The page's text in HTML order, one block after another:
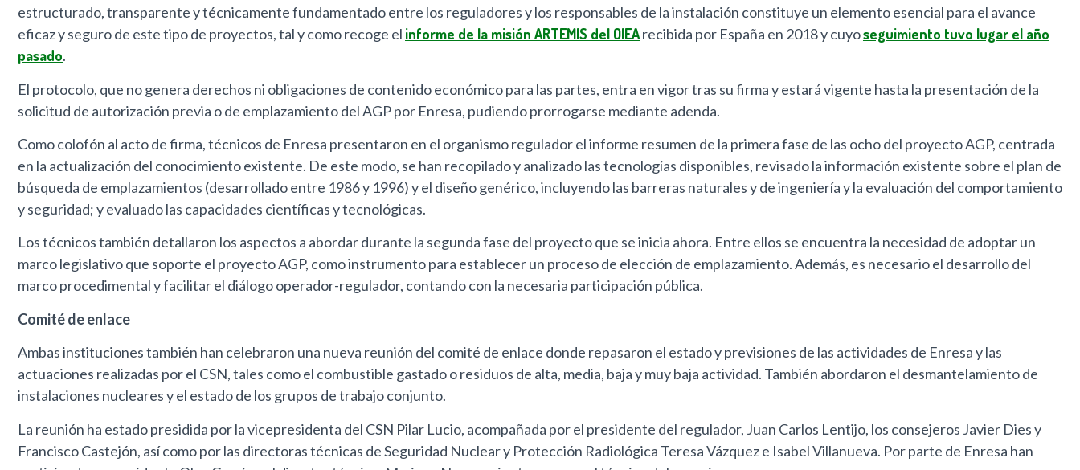
estructurado, transparente y técnicamente fundamentado entre los reguladores y los responsables de la instalación constituye un elemento esencial para el avance
eficaz y seguro de este tipo de proyectos, tal y como recoge el informe de la misión ARTEMIS del OIEArecibida por España en 2018 y cuyoseguimiento tuvo lugar el año
pasado.
El protocolo, que no genera derechos ni obligaciones de contenido económico para las partes, entra en vigor tras su firma y estará vigente hasta la presentación de la
solicitud de autorización previa o de emplazamiento del AGP por Enresa, pudiendo prorrogarse mediante adenda.
Como colofón al acto de firma, técnicos de Enresa presentaron en el organismo regulador el informe resumen de la primera fase de las ocho del proyecto AGP, centrada
en la actualización del conocimiento existente. De este modo, se han recopilado y analizado las tecnologías disponibles, revisado la información existente sobre el plan de
búsqueda de emplazamientos (desarrollado entre 1986 y 1996) y el diseño genérico, incluyendo las barreras naturales y de ingeniería y la evaluación del comportamiento
y seguridad; y evaluado las capacidades científicas y tecnológicas.
Los técnicos también detallaron los aspectos a abordar durante la segunda fase del proyecto que se inicia ahora. Entre ellos se encuentra la necesidad de adoptar un
marco legislativo que soporte el proyecto AGP, como instrumento para establecer un proceso de elección de emplazamiento. Además, es necesario el desarrollo del
marco procedimental y facilitar el diálogo operador-regulador, contando con la necesaria participación pública.
Comité de enlace
Ambas instituciones también han celebraron una nueva reunión del comité de enlace donde repasaron el estado y previsiones de las actividades de Enresa y las
actuaciones realizadas por el CSN, tales como el combustible gastado o residuos de alta, media, baja y muy baja actividad. También abordaron el desmantelamiento de
instalaciones nucleares y el estado de los grupos de trabajo conjunto.
La reunión ha estado presidida por la vicepresidenta del CSN Pilar Lucio, acompañada por el presidente del regulador, Juan Carlos Lentijo, los consejeros Javier Dies y
Francisco Castejón, así como por las directoras técnicas de Seguridad Nuclear y Protección Radiológica Teresa Vázquez e Isabel Villanueva. Por parte de Enresa han